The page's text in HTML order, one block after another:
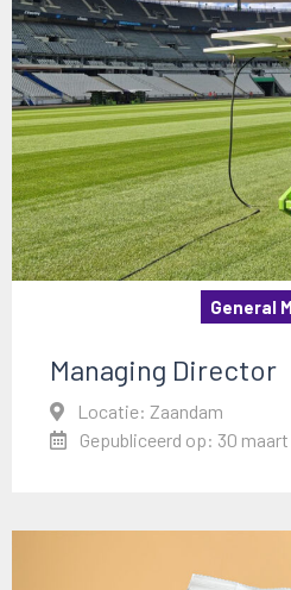
General
Managing Director
Locatie: Zaandam
Gepubliceerd op: 30